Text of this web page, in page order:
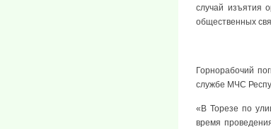
случай изъятия
общественных
Горнорабочий
службе МЧС
«В Торезе по
время